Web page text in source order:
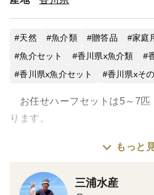
天然 魚介類 贈答品 家庭
魚介セット
香川県x魚介類
香川県x魚介セット
香川県xそ
お任せハーフセットは5～7匹
ります。
瀬戸内ならではの小魚の宝石箱
お父さんの包丁さばきに、家族
もっと
三浦水産